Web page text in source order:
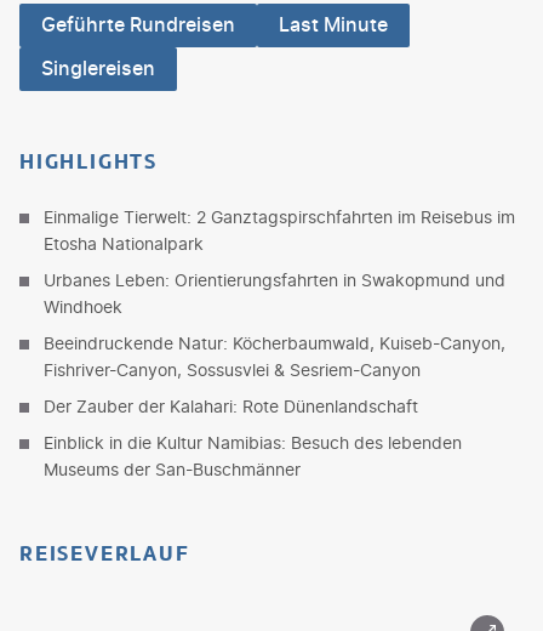
Geführte Rundreisen
Last Minute
Singlereisen
HIGHLIGHTS
Einmalige Tierwelt: 2 Ganztagspirschfahrten im Reisebus im
Etosha Nationalpark
Urbanes Leben: Orientierungsfahrten in Swakopmund und
Windhoek
Beeindruckende Natur: Köcherbaumwald, Kuiseb-Canyon,
Fishriver-Canyon, Sossusvlei & Sesriem-Canyon
Der Zauber der Kalahari: Rote Dünenlandschaft
Einblick in die Kultur Namibias: Besuch des lebenden
Museums der San-Buschmänner
REISEVERLAUF